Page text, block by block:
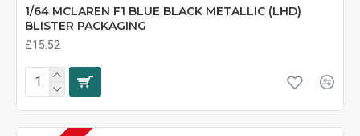
1/64 MCLAREN F1 BLUE BLACK METALLIC (LHD)
BLISTER PACKAGING
£15.52